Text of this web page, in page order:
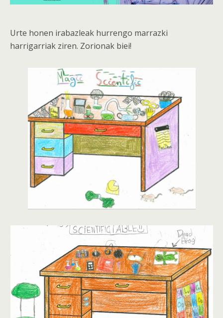
Urte honen irabazleak hurrengo marrazki
harrigarriak ziren. Zorionak biei!